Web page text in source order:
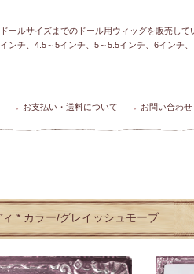
ールサイズまでのドール用ウィッグを販売して
ンチ、4.5～5インチ、5～5.5インチ、6インチ
● お支払い・送料について ● お問い合わせ
* カラー/グレイッシュモーブ